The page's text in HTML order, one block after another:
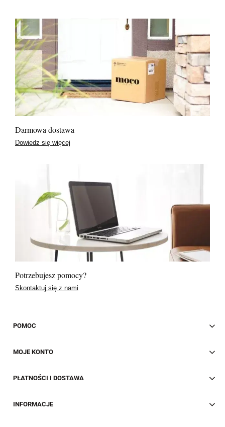
Darmowa dostawa
Dowiedz się więcej
Potrzebujesz pomocy?
Skontaktuj się z nami
POMOC
MOJE KONTO
PŁATNOŚCI I DOSTAWA
INFORMACJE